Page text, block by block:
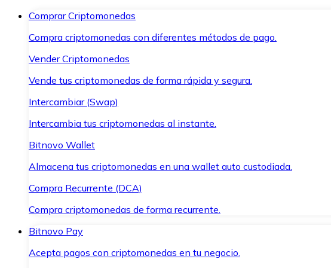
Comprar Criptomonedas
Compra criptomonedas con diferentes métodos de pago.
Vender Criptomonedas
Vende tus criptomonedas de forma rápida y segura.
Intercambiar (Swap)
Intercambia tus criptomonedas al instante.
Bitnovo Wallet
Almacena tus criptomonedas en una wallet auto custodiada.
Compra Recurrente (DCA)
Compra criptomonedas de forma recurrente.
Bitnovo Pay
Acepta pagos con criptomonedas en tu negocio.